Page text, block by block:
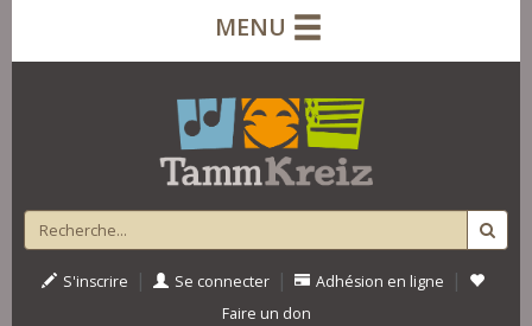
MENU
S'inscrire | Se connecter | Adhésion en ligne |
Faire un don